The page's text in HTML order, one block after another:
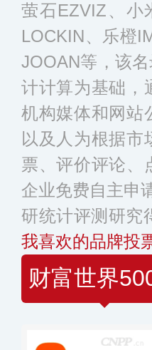
萤石EZVIZ、小
LOCKIN、乐橙
JOOAN等，该
计计算为基础，
机构媒体和网站
以及人为根据
票、评价评论、
企业免费自主申
研统计评测研究
我喜欢的品牌投
财富世界